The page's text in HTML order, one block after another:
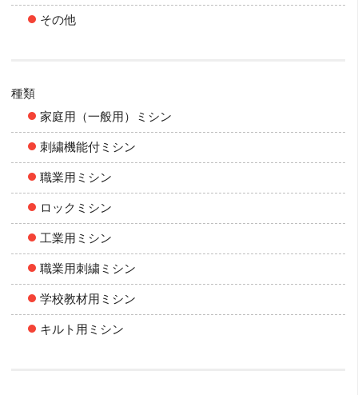
その他
種類
家庭用（一般用）ミシン
刺繍機能付ミシン
職業用ミシン
ロックミシン
工業用ミシン
職業用刺繍ミシン
学校教材用ミシン
キルト用ミシン